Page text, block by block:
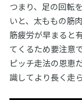
つまり、足の回転
いと、太ももの筋
筋疲労が早まると
てくるため要注意で
ピッチ走法の恩恵
識してより長く走